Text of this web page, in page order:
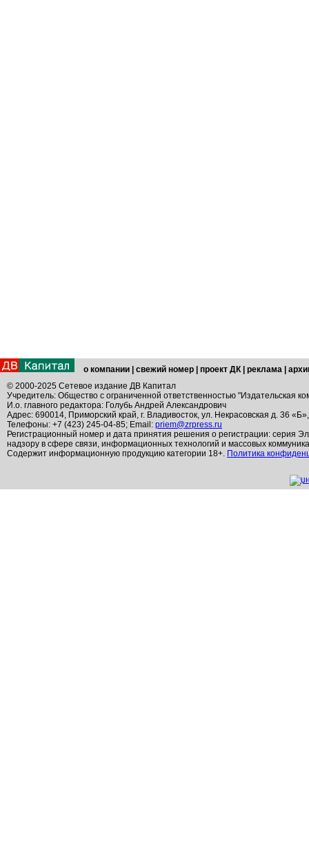
о компании свежий номер проект ДК реклама
© 2000-2025 Сетевое издание ДВ Капитал
Учредитель: Общество с ограниченной ответственностью "Издательская
И.о. главного редактора: Голубь Андрей Александрович
Адрес: 690014, Приморский край, г. Владивосток, ул. Некрасовская д. 36
Телефоны: +7 (423) 245-04-85; Email: priem@zrpress.ru
Регистрационный номер и дата принятия решения о регистрации: серия
надзору в сфере связи, информационных технологий и массовых
Содержит информационную продукцию категории 18+. Политика